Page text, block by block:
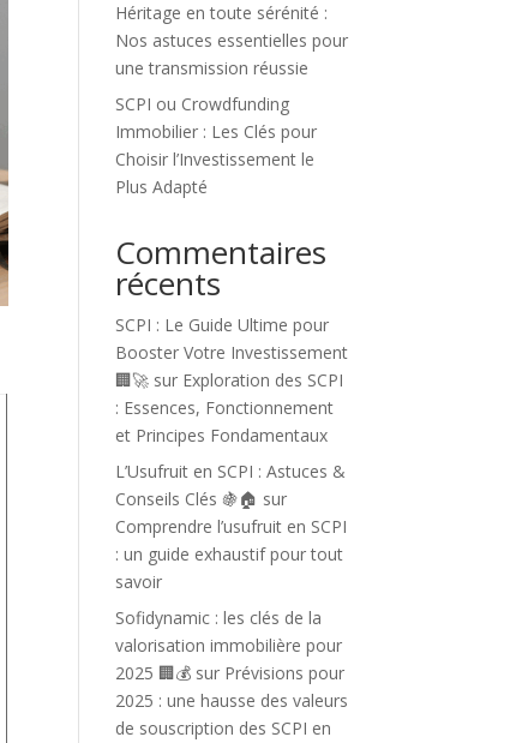
Héritage en toute sérénité :
Nos astuces essentielles pour
une transmission réussie
SCPI ou Crowdfunding
Immobilier : Les Clés pour
Choisir l’Investissement le
Plus Adapté
Commentaires
récents
SCPI : Le Guide Ultime pour
Booster Votre Investissement
🏢🚀 sur Exploration des SCPI
: Essences, Fonctionnement
et Principes Fondamentaux
L’Usufruit en SCPI : Astuces &
Conseils Clés 🍇🏠 sur
Comprendre l’usufruit en SCPI
: un guide exhaustif pour tout
savoir
Sofidynamic : les clés de la
valorisation immobilière pour
2025 🏢💰 sur Prévisions pour
2025 : une hausse des valeurs
de souscription des SCPI en